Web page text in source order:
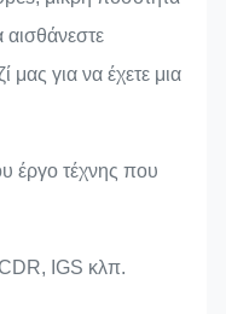
αισθάνεστε
μας για να έχετε μια
έργο τέχνης που
IGS κλπ.